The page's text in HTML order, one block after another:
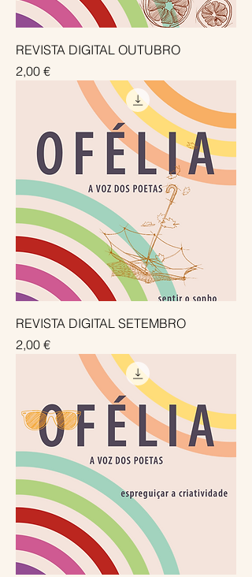
REVISTA DIGITAL OUTUBRO
Preço
2,00 €
REVISTA DIGITAL SETEMBRO
Preço
2,00 €